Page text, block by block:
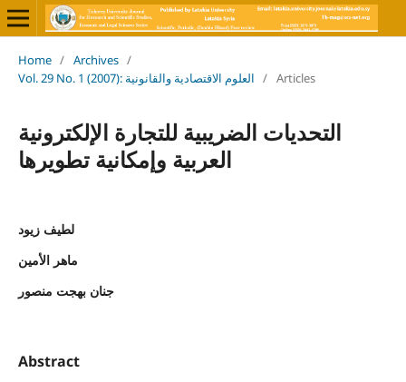
Home / Archives /
Vol. 29 No. 1 (2007): العلوم الاقتصادية والقانونية / Articles
التحديات الضريبية للتجارة الإلكترونية
العربية وإمكانية تطويرها
لطيف زيود
ماهر الأمين
جنان بهجت منصور
Abstract